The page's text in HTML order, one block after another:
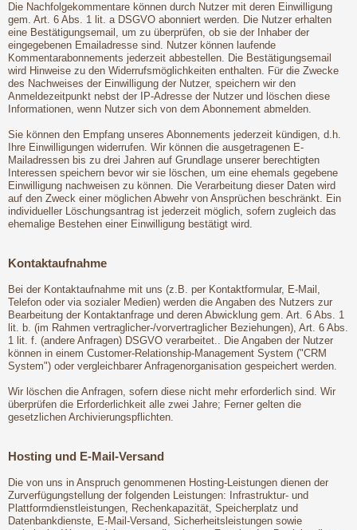
Die Nachfolgekommentare können durch Nutzer mit deren Einwilligung
gem. Art. 6 Abs. 1 lit. a DSGVO abonniert werden. Die Nutzer erhalten
eine Bestätigungsemail, um zu überprüfen, ob sie der Inhaber der
eingegebenen Emailadresse sind. Nutzer können laufende
Kommentarabonnements jederzeit abbestellen. Die Bestätigungsemail
wird Hinweise zu den Widerrufsmöglichkeiten enthalten. Für die Zwecke
des Nachweises der Einwilligung der Nutzer, speichern wir den
Anmeldezeitpunkt nebst der IP-Adresse der Nutzer und löschen diese
Informationen, wenn Nutzer sich von dem Abonnement abmelden.
Sie können den Empfang unseres Abonnements jederzeit kündigen, d.h.
Ihre Einwilligungen widerrufen. Wir können die ausgetragenen E-
Mailadressen bis zu drei Jahren auf Grundlage unserer berechtigten
Interessen speichern bevor wir sie löschen, um eine ehemals gegebene
Einwilligung nachweisen zu können. Die Verarbeitung dieser Daten wird
auf den Zweck einer möglichen Abwehr von Ansprüchen beschränkt. Ein
individueller Löschungsantrag ist jederzeit möglich, sofern zugleich das
ehemalige Bestehen einer Einwilligung bestätigt wird.
Kontaktaufnahme
Bei der Kontaktaufnahme mit uns (z.B. per Kontaktformular, E-Mail,
Telefon oder via sozialer Medien) werden die Angaben des Nutzers zur
Bearbeitung der Kontaktanfrage und deren Abwicklung gem. Art. 6 Abs. 1
lit. b. (im Rahmen vertraglicher-/vorvertraglicher Beziehungen), Art. 6 Abs.
1 lit. f. (andere Anfragen) DSGVO verarbeitet.. Die Angaben der Nutzer
können in einem Customer-Relationship-Management System ("CRM
System") oder vergleichbarer Anfragenorganisation gespeichert werden.
Wir löschen die Anfragen, sofern diese nicht mehr erforderlich sind. Wir
überprüfen die Erforderlichkeit alle zwei Jahre; Ferner gelten die
gesetzlichen Archivierungspflichten.
Hosting und E-Mail-Versand
Die von uns in Anspruch genommenen Hosting-Leistungen dienen der
Zurverfügungstellung der folgenden Leistungen: Infrastruktur- und
Plattformdienstleistungen, Rechenkapazität, Speicherplatz und
Datenbankdienste, E-Mail-Versand, Sicherheitsleistungen sowie